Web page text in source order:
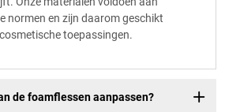
normen en zijn daarom geschikt
toepassingen.
de foamflessen aanpassen?